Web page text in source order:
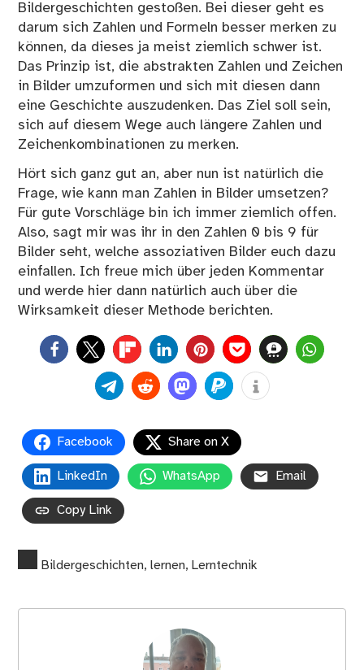
Bildergeschichten gestoßen. Bei dieser geht es
darum sich Zahlen und Formeln besser merken zu
können, da dieses ja meist ziemlich schwer ist.
Das Prinzip ist, die abstrakten Zahlen und Zeichen
in Bilder umzuformen und sich mit diesen dann
eine Geschichte auszudenken. Das Ziel soll sein,
sich auf diesem Wege auch längere Zahlen und
Zeichenkombinationen zu merken.
Hört sich ganz gut an, aber nun ist natürlich die
Frage, wie kann man Zahlen in Bilder umsetzen?
Für gute Vorschläge bin ich immer ziemlich offen.
Also, sagt mir was ihr in den Zahlen 0 bis 9 für
Bilder seht, welche assoziativen Bilder euch dazu
einfallen. Ich freue mich über jeden Kommentar
und werde hier dann natürlich auch über die
Wirksamkeit dieser Methode berichten.
0
Facebook Share on X
LinkedIn WhatsApp Email
Copy Link
Bildergeschichten,lernen, Lerntechnik